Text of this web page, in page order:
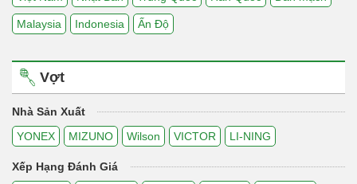
Malaysia Indonesia Ấn Độ
Vợt
Nhà Sản Xuất
YONEX
MIZUNO Wilson VICTOR LI-NING
Xếp Hạng Đánh Giá